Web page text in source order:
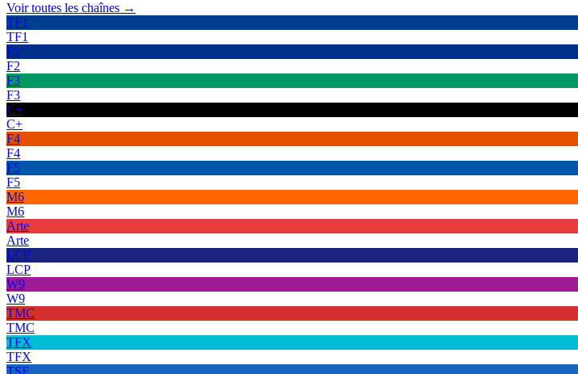
Voir toutes les chaînes →
TF1
TF1
F2
F2
F3
F3
C+
C+
F4
F4
F5
F5
M6
M6
Arte
Arte
LCP
LCP
W9
W9
TMC
TMC
TFX
TFX